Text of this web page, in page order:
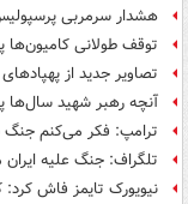
هشدار سرمربی
توقف طولانی
تصاویر جدید از
آنچه رهبر شهید سال‌ها
ترامپ: فکر می‌کنم جنگ
تلگراف: جنگ علیه
نیویورک تایمز فاش کرد: